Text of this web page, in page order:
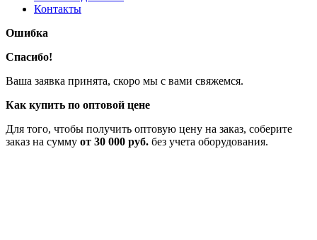
Контакты
Ошибка
Спасибо!
Ваша заявка принята, скоро мы с вами свяжемся.
Как купить по оптовой цене
Для того, чтобы получить оптовую цену на заказ, соберите
заказ на сумму от 30 000 руб. без учета оборудования.